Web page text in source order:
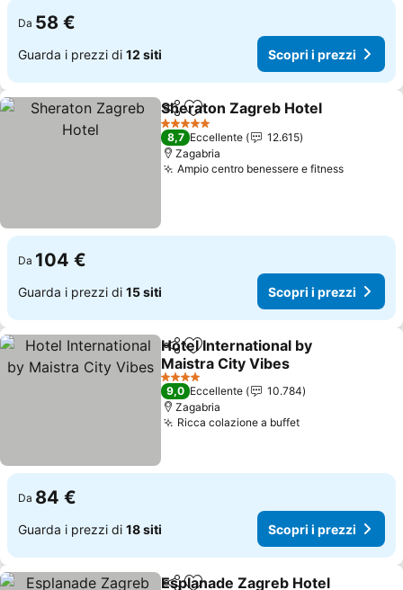
Da 58 €
Guarda i prezzi di 12 siti Scopri i prezzi
CondividiAggiungi ai preferiti
Sheraton Zagreb Hotel
5 Stelle
8,7 Eccellente
12.615
Zagabria
Ampio centro benessere e fitnessScopri i
Da 104 €
Guarda i prezzi di 15 siti Scopri i prezzi
CondividiAggiungi ai preferiti
Hotel International by
Maistra City Vibes
Scopri i prezzi
4 Stelle
9,0 Eccellente
10.784
Zagabria
Ricca colazione a buffetScopri i prezzi
Da 84 €
Guarda i prezzi di 18 siti Scopri i prezzi
Esplanade Zagreb Hotel